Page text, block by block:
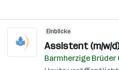
Einblicke
Assistent (m/w/
Barmherzige Brüder